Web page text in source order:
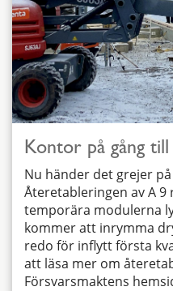
Kontor på gång till
Nu händer det grejer
Återetableringen av A
temporära modulerna
kommer att inrymma
redo för inflytt första
att läsa mer om
Försvarsmaktens